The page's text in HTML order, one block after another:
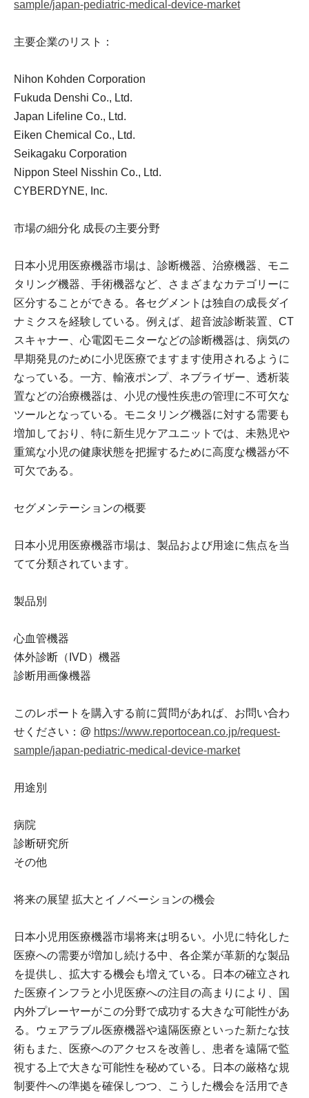
sample/japan-pediatric-medical-device-market
主要企業のリスト：
Nihon Kohden Corporation
Fukuda Denshi Co., Ltd.
Japan Lifeline Co., Ltd.
Eiken Chemical Co., Ltd.
Seikagaku Corporation
Nippon Steel Nisshin Co., Ltd.
CYBERDYNE, Inc.
市場の細分化 成長の主要分野
日本小児用医療機器市場は、診断機器、治療機器、モニ
タリング機器、手術機器など、さまざまなカテゴリーに
区分することができる。各セグメントは独自の成長ダイ
ナミクスを経験している。例えば、超音波診断装置、CT
スキャナー、心電図モニターなどの診断機器は、病気の
早期発見のために小児医療でますます使用されるように
なっている。一方、輸液ポンプ、ネブライザー、透析装
置などの治療機器は、小児の慢性疾患の管理に不可欠な
ツールとなっている。モニタリング機器に対する需要も
増加しており、特に新生児ケアユニットでは、未熟児や
重篤な小児の健康状態を把握するために高度な機器が不
可欠である。
セグメンテーションの概要
日本小児用医療機器市場は、製品および用途に焦点を当
てて分類されています。
製品別
心血管機器
体外診断（IVD）機器
診断用画像機器
このレポートを購入する前に質問があれば、お問い合わ
せください：@ https://www.reportocean.co.jp/request-
sample/japan-pediatric-medical-device-market
用途別
病院
診断研究所
その他
将来の展望 拡大とイノベーションの機会
日本小児用医療機器市場将来は明るい。小児に特化した
医療への需要が増加し続ける中、各企業が革新的な製品
を提供し、拡大する機会も増えている。日本の確立され
た医療インフラと小児医療への注目の高まりにより、国
内外プレーヤーがこの分野で成功する大きな可能性があ
る。ウェアラブル医療機器や遠隔医療といった新たな技
術もまた、医療へのアクセスを改善し、患者を遠隔で監
視する上で大きな可能性を秘めている。日本の厳格な規
制要件への準拠を確保しつつ、こうした機会を活用でき